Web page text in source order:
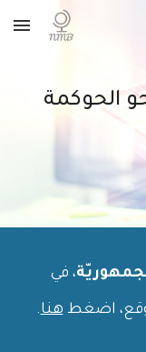
Skip to main content
الحوكمة
، في
هنا.